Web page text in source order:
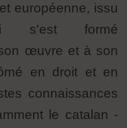
européenne, issu
s'est formé
œuvre et à son
en droit et en
connaissances
le catalan -